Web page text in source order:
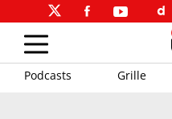
Podcasts Grille